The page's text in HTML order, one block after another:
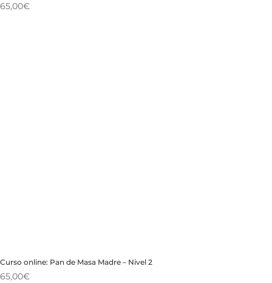
65,00€
Curso online: Pan de Masa Madre – Nivel 2
65,00€